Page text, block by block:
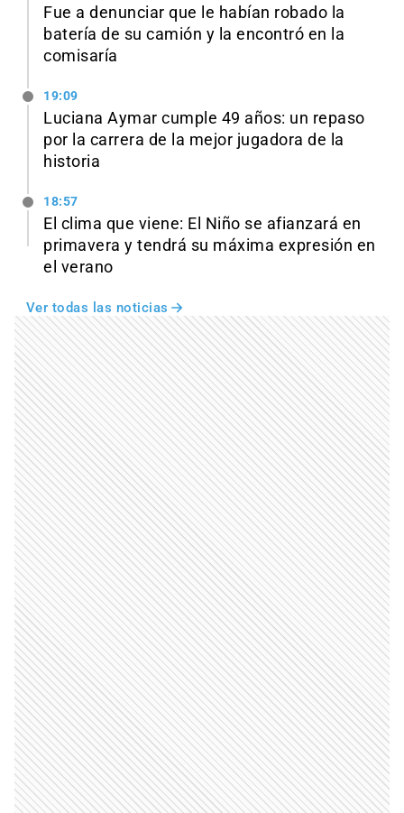
Fue a denunciar que le habían robado la
batería de su camión y la encontró en la
comisaría
19:09
Luciana Aymar cumple 49 años: un repaso
por la carrera de la mejor jugadora de la
historia
18:57
El clima que viene: El Niño se afianzará en
primavera y tendrá su máxima expresión en
el verano
Ver todas las noticias